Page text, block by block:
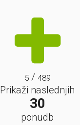
5/ 489
Prikaži naslednjih
30
ponudb